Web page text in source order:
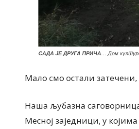
САДА ЈЕ ДРУГА ПРИЧА… Дом
Мало смо остали затечени,
Наша љубазна
Месној заједници, у